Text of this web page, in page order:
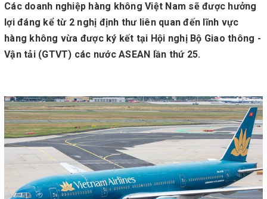
Các doanh nghiệp hàng không Việt Nam sẽ được hưởng
lợi đáng kể từ 2 nghị định thư liên quan đến lĩnh vực
hàng không vừa được ký kết tại Hội nghị Bộ Giao thông -
Vận tải (GTVT) các nước ASEAN lần thứ 25.